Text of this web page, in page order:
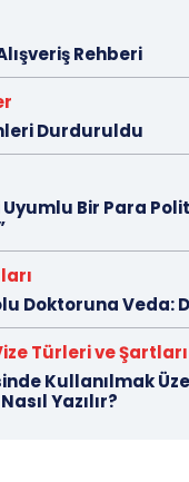
Rehberi
Durduruldu
Uyumlu Bir Para
Doktoruna Veda:
Türleri ve Şartları
Kullanılmak
Yazılır?